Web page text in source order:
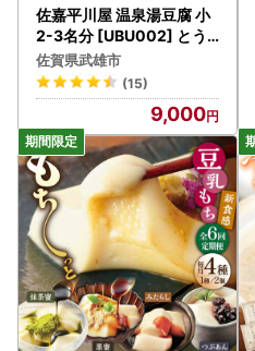
佐嘉平川屋 温泉湯豆腐 小
2-3名分 [UBU002] とう
ふ 鍋 温泉
佐賀県武雄市
(15)
9,000